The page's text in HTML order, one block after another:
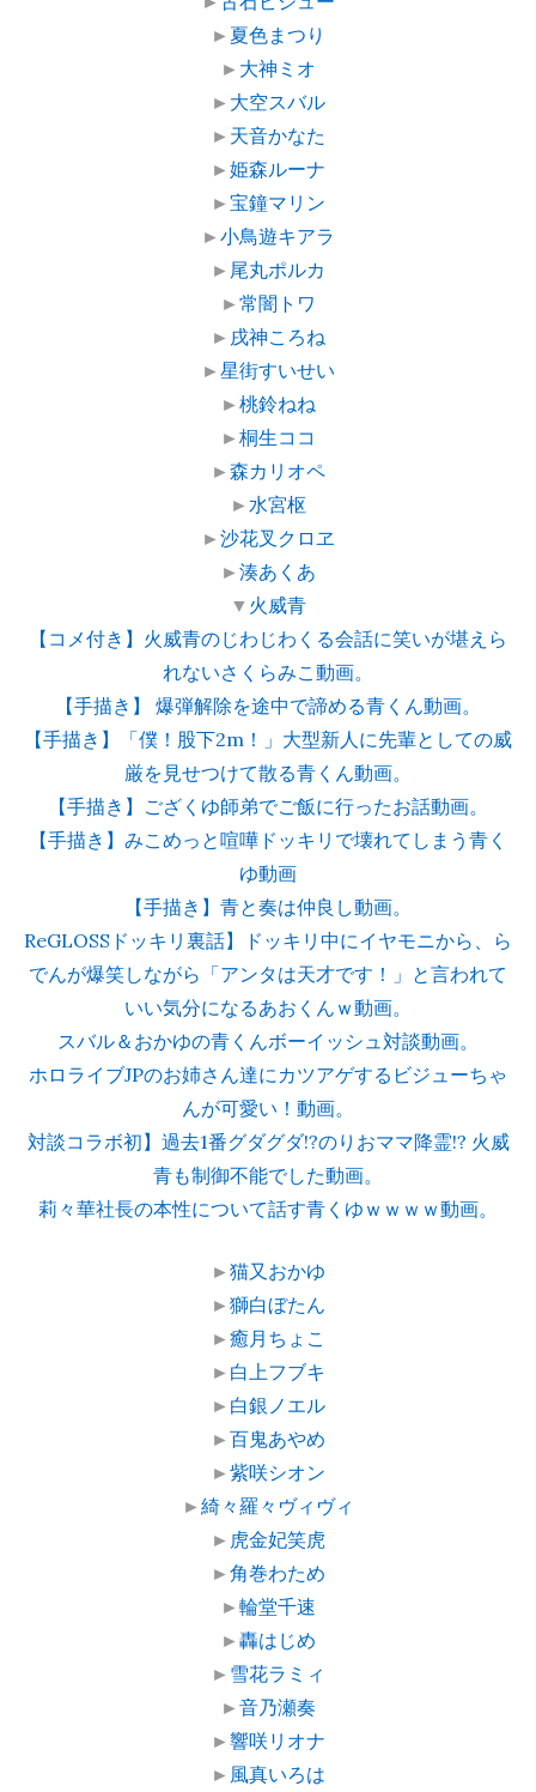
► 夏色まつり
► 大神ミオ
► 大空スバル
► 天音かなた
►姫森ルーナ
►宝鐘マリン
►小鳥遊キアラ
► 尾丸ポルカ
►常闇トワ
► 戌神ころね
►星街すいせい
►桃鈴ねね
►桐生ココ
►森カリオペ
► 水宮枢
►沙花叉クロヱ
►湊あくあ
▼ 火威青
【コメ付き】火威青のじわじわくる会話に笑いが堪えら
れないさくらみこ動画。
【手描き】 爆弾解除を途中で諦める青くん動画。
【手描き】「僕！股下2m！」大型新人に先輩としての威
厳を見せつけて散る青くん動画。
【手描き】ござくゆ師弟でご飯に行ったお話動画。
【手描き】みこめっと喧嘩ドッキリで壊れてしまう青く
ゆ動画
【手描き】青と奏は仲良し動画。
ReGLOSSドッキリ裏話】ドッキリ中にイヤモニから、ら
でんが爆笑しながら「アンタは天才です！」と言われて
いい気分になるあおくんｗ動画。
スバル＆おかゆの青くんボーイッシュ対談動画。
ホロライブJPのお姉さん達にカツアゲするビジューちゃ
んが可愛い！動画。
対談コラボ初】過去1番グダグダ!?のりおママ降霊!? 火威
青も制御不能でした動画。
莉々華社長の本性について話す青くゆｗｗｗｗ動画。
►猫又おかゆ
►獅白ぼたん
►癒月ちょこ
► 白上フブキ
► 白銀ノエル
►百鬼あやめ
►紫咲シオン
►綺々羅々ヴィヴィ
► 虎金妃笑虎
►角巻わため
►輪堂千速
►轟はじめ
► 雪花ラミィ
►音乃瀬奏
►響咲リオナ
► 風真いろは